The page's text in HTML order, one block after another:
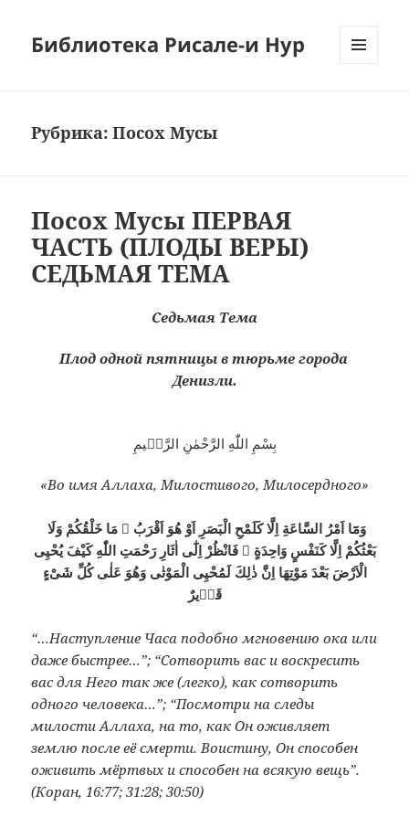
Библиотека Рисале-и Нур
Рубрика:Посох Мусы
Посох Мусы ПЕРВАЯ
ЧАСТЬ (ПЛОДЫ ВЕРЫ)
СЕДЬМАЯ ТЕМА
Седьмая Тема
Плод одной пятницы в тюрьме города
Денизли.
بِسْمِ اللّٰهِ الرَّحْمٰنِ الرَّحٖيمِ
«Во имя Аллаха, Милостивого, Милосердного»
بَعْثُكُمْ اِلَّا كَنَفْسٍ وَاحِدَةٍ ۞ فَانْظُرْ اِلٰٓى اٰثَارِ رَحْمَتِ اللّٰهِ كَيْفَ يُحْيِى
الْاَرْضَ بَعْدَ مَوْتِهَا اِنَّ ذٰلِكَ لَمُحْيِى الْمَوْتٰى وَهُوَ عَلٰى كُلِّ شَىْءٍ
قَدٖيرٌ
“…Наступление Часа подобно мгновению ока или
даже быстрее…”; “Сотворить вас и воскресить
вас для Него так же (легко), как сотворить
одного человека…”; “Посмотри на следы
милости Аллаха, на то, как Он оживляет
землю после её смерти. Воистину, Он способен
оживить мёртвых и способен на всякую вещь”.
(Коран, 16:77; 31:28; 30:50)